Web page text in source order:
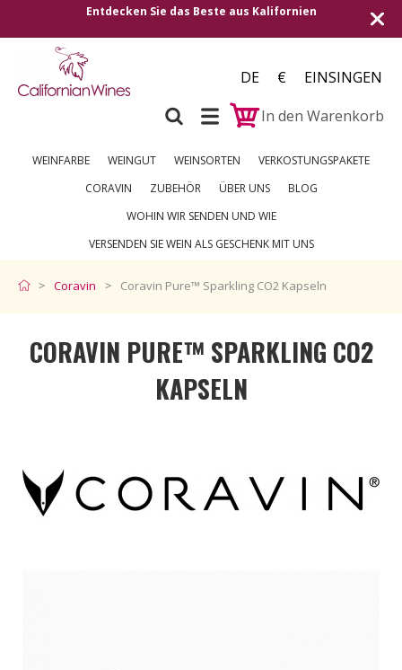
Sie das Beste aus Kalifornien Versand in alle
DE €
EINSINGEN
In den Warenkorb
WEINFARBE WEINGUT WEINSORTEN
VERKOSTUNGSPAKETE
CORAVIN
ZUBEHÖR ÜBER UNS
BLOG
WOHIN WIR SENDEN UND WIE
VERSENDEN SIE WEIN ALS GESCHENK MIT UNS
Coravin Coravin Pure™ Sparkling CO2 Kapseln
CORAVIN PURE™ SPARKLING CO2
KAPSELN